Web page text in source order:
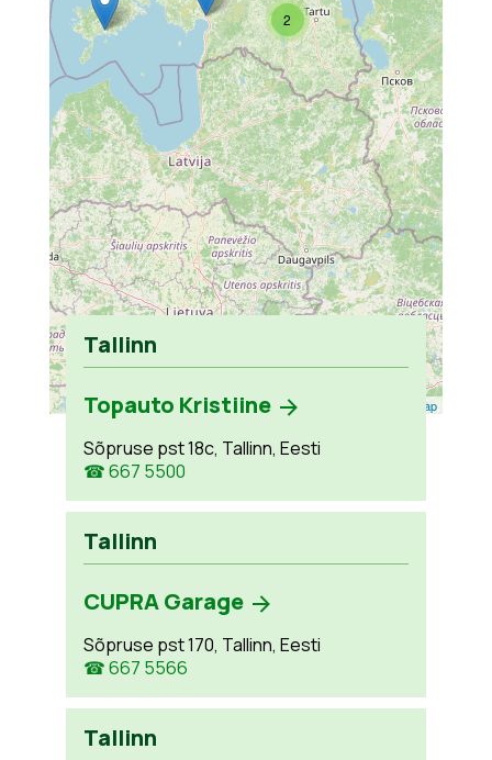
2
Leaflet OpenStreetMap
Tallinn
Topauto Kristiine
Sõpruse pst 18c, Tallinn, Eesti
☎ 667 5500
Tallinn
CUPRA Garage
Sõpruse pst 170, Tallinn, Eesti
☎ 667 5566
Tallinn